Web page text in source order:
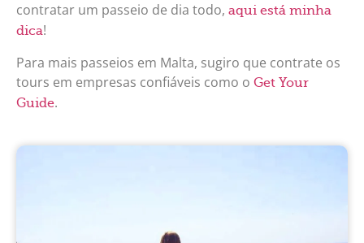
contratar um passeio de dia todo, aqui está minha
dica!
Para mais passeios em Malta, sugiro que contrate os
tours em empresas confiáveis como o Get Your
Guide.